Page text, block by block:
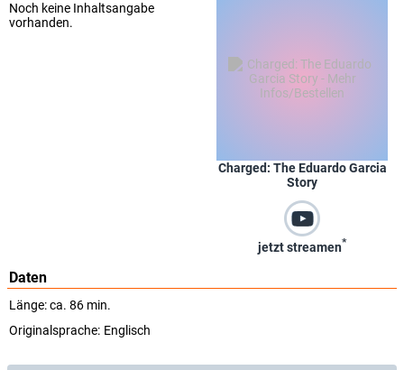
Charged: The Eduardo Garcia
Story
jetzt streamen*
Noch keine Inhaltsangabe
vorhanden.
Daten
Länge: ca. 86 min.
Originalsprache: Englisch